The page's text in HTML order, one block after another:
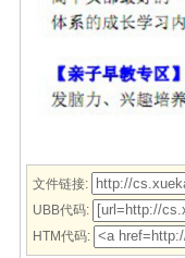
文件链接:
UBB代码:
HTM代码: